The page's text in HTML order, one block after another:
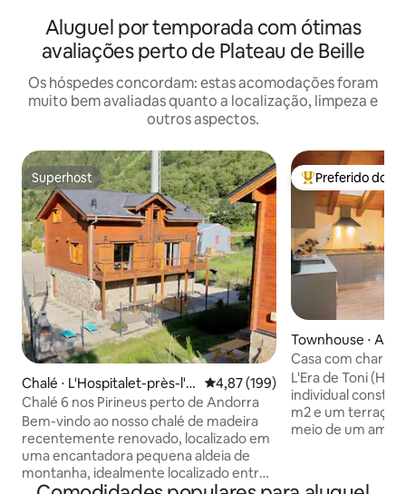
Aluguel por temporada com ótimas
avaliações perto de Plateau de Beille
Os hóspedes concordam: estas acomodações foram
muito bem avaliadas quanto a localização, limpeza e
outros aspectos.
Superhost
Superhost
Chalé ⋅ L'Hospitalet-près-l'A
ndorre
4,87 de uma avaliação média de
4,87 (199)
Chalé 6 nos Pirineus perto de Andorra
Bem-vindo ao nosso chalé de madeira
recentemente renovado, localizado em
uma encantadora pequena aldeia de
montanha, idealmente localizado entre
Le Pas de la Case, Porté-Puymorens e
Entre os
Preferido dos
Townhouse ⋅
Casa com
um ambiente
L'Era de Toni
individual
m2 e um terraço
meio de um
sua estadia uma